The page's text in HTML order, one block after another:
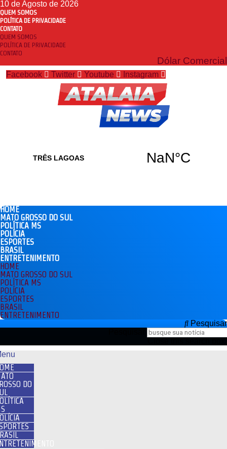
10 de Agosto de 2026
QUEM SOMOS
POLÍTICA DE PRIVACIDADE
CONTATO
QUEM SOMOS
POLÍTICA DE PRIVACIDADE
CONTATO
Dólar Comercial
Facebook Twitter Youtube Instagram
HOME
MATO GROSSO DO SUL
POLÍTICA MS
POLÍCIA
ESPORTES
BRASIL
ENTRETENIMENTO
HOME
MATO GROSSO DO SUL
POLÍTICA MS
POLÍCIA
ESPORTES
BRASIL
ENTRETENIMENTO
Pesquisar
DO